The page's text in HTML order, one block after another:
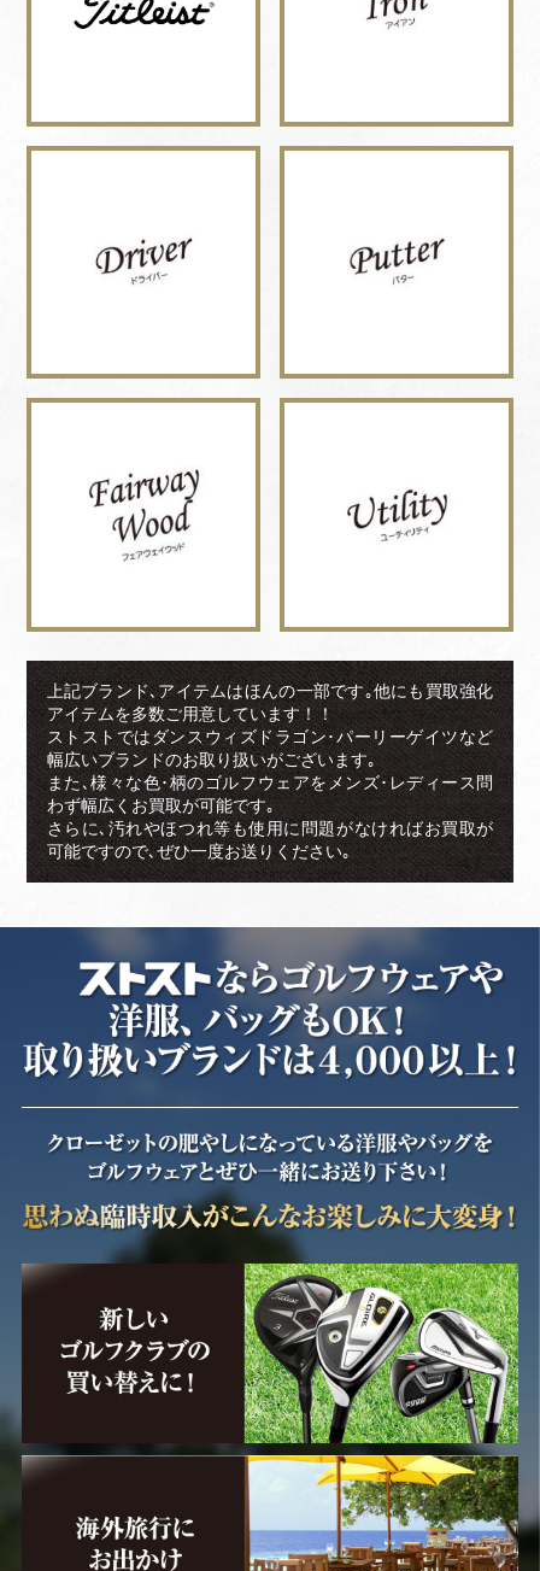
上記ブランド､アイテムはほんの一部です｡他にも買取強化
アイテムを多数ご用意しています！！
ストストではダンスウィズドラゴン･パーリーゲイツなど
幅広いブランドのお取り扱いがございます｡
また､様々な色･柄のゴルフウェアをメンズ･レディース問
わず幅広くお買取が可能です｡
さらに､汚れやほつれ等も使用に問題がなければお買取が
可能ですので､ぜひ一度お送りください｡